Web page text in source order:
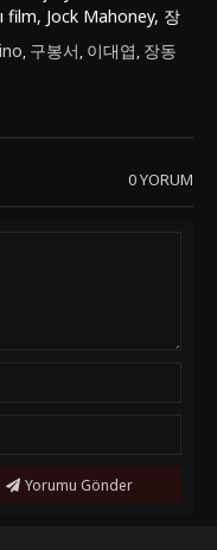
film, Jock Mahoney, 장
araya getiriyor.Film,
yarattığı derin
hikaye sunuyor.
bir denizci ile
ilerleyen
zorluklar,
bir şekilde işlenirken,
yüzünü gözler
ve karakter
해병 (1963)" filmi,
izlemesi
senaryosu,
film, izleyicilere
아오지 않는 해병
sitesinden
, 구봉서, 이대엽, 장동
0 YORUM
Yorumu Gönder